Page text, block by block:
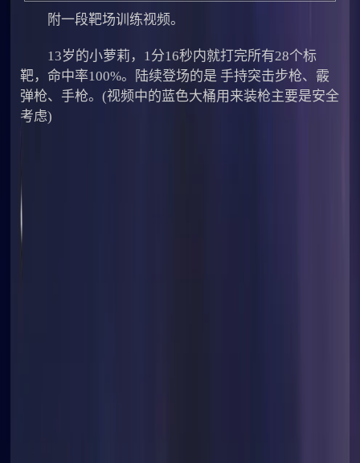
附一段靶场训练视频。
13岁的小萝莉，1分16秒内就打完所有28个标
靶，命中率100%。陆续登场的是 手持突击步枪、霰
弹枪、手枪。(视频中的蓝色大桶用来装枪主要是安全
考虑)